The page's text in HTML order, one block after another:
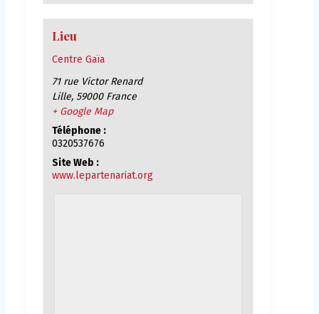
Lieu
Centre Gaïa
71 rue Victor Renard
Lille, 59000 France
+ Google Map
Téléphone :
0320537676
Site Web :
www.lepartenariat.org